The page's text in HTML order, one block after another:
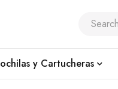
y Cartucheras